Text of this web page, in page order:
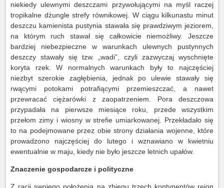
niekiedy ulewnymi deszczami przywołującymi na myśl raczej
tropikalne dżungle strefy równikowej. W ciągu kilkunastu minut
deszczu kamienista pustynia stawała się prawdziwym jeziorem,
na którym ruch stawał się całkowicie niemożliwy. Jeszcze
bardziej niebezpieczne w warunkach ulewnych pustynnych
deszczy stawały się tzw. „wadi”, czyli zazwyczaj wyschnięte
koryta rzek. W normalnych warunkach były to najczęściej
niezbyt szerokie zagłębienia, jednak po ulewie stawały się
rwącymi potokami potrafiącymi przemieszczać, a nawet
przewracać ciężarówki z zaopatrzeniem. Pora deszczowa
przypadała na pierwsze miesiące roku, przede wszystkim
przełom zimy i wiosny w strefie umiarkowanej. Przekładało się
to na podejmowane przez obie strony działania wojenne, które
prowadzono najczęściej do lutego i wznawiano w kwietniu
ewentualnie w maju, kiedy nie było jeszcze letnich upałów.
Znaczenie gospodarcze i polityczne